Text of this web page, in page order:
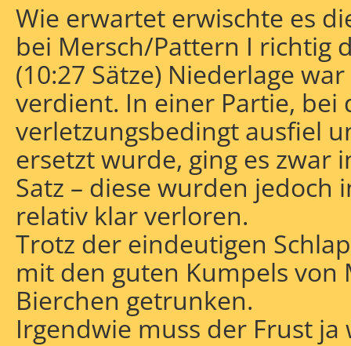
Wie erwartet erwischte es
bei Mersch/Pattern I richtig
(10:27 Sätze) Niederlage
verdient. In einer Partie, bei
verletzungsbedingt ausfiel
ersetzt wurde, ging es zwar
Satz – diese wurden jedoch
relativ klar verloren.
Trotz der eindeutigen
mit den guten Kumpels von
Bierchen getrunken.
Irgendwie muss der Frust ja